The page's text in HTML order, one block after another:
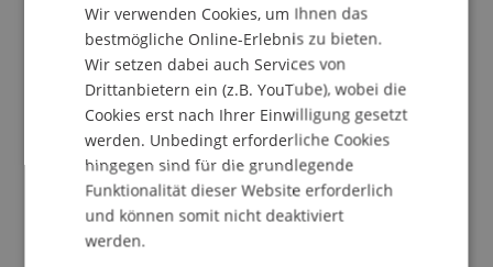
Der 15. Teil der Veranstaltungsreihe "IDD
Intensiv" beleuchtet die Versicherung in Zeiten
des Klimawandels. Wie angekündigt, wird die
Veranstaltungausschliesslich onlineüber Zoom
durchgeführt.
Die Tangente zwischen Klimawandel und
Versicherungswesen ist mittlerweile evident.
Überflutungen, Murenabgänge und andere
Wir verwenden Cookies, um Ihnen das
bestmögliche Online-Erlebnis zu bieten.
Wir setzen dabei auch Services von
Drittanbietern ein (z.B. YouTube), wobei die
Cookies erst nach Ihrer Einwilligung gesetzt
werden. Unbedingt erforderliche Cookies
hingegen sind für die grundlegende
Funktionalität dieser Website erforderlich
und können somit nicht deaktiviert
werden.